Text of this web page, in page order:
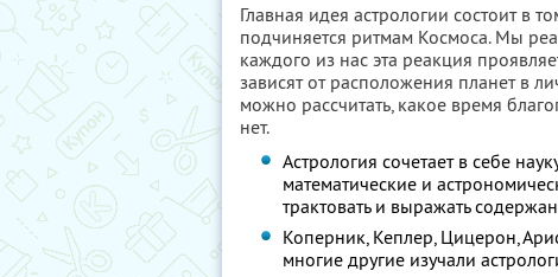
Главная идея астрологии состоит в
подчиняется ритмам Космоса. Мы
каждого из нас эта реакция
зависят от расположения планет в
можно рассчитать, какое время
нет.
Астрология сочетает в себе
математические и
трактовать и выражать
Коперник, Кеплер, Цицерон,
многие другие изучали